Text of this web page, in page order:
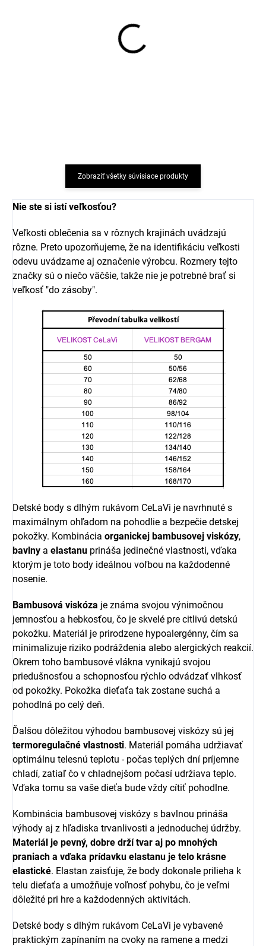
Zobraziť všetky súvisiace produkty
Nie ste si istí veľkosťou?
Veľkosti oblečenia sa v rôznych krajinách uvádzajú
rôzne. Preto upozorňujeme, že na identifikáciu veľkosti
odevu uvádzame aj označenie výrobcu. Rozmery tejto
značky sú o niečo väčšie, takže nie je potrebné brať si
veľkosť "do zásoby".
Detské body s dlhým rukávom CeLaVi je navrhnuté s
maximálnym ohľadom na pohodlie a bezpečie detskej
pokožky. Kombinácia organickej bambusovej viskózy,
bavlny a elastanu prináša jedinečné vlastnosti, vďaka
ktorým je toto body ideálnou voľbou na každodenné
nosenie.
Bambusová viskóza je známa svojou výnimočnou
jemnosťou a hebkosťou, čo je skvelé pre citlivú detskú
pokožku. Materiál je prirodzene hypoalergénny, čím sa
minimalizuje riziko podráždenia alebo alergických reakcií.
Okrem toho bambusové vlákna vynikajú svojou
priedušnosťou a schopnosťou rýchlo odvádzať vlhkosť
od pokožky. Pokožka dieťaťa tak zostane suchá a
pohodlná po celý deň.
Ďalšou dôležitou výhodou bambusovej viskózy sú jej
termoregulačné vlastnosti. Materiál pomáha udržiavať
optimálnu telesnú teplotu - počas teplých dní príjemne
chladí, zatiaľ čo v chladnejšom počasí udržiava teplo.
Vďaka tomu sa vaše dieťa bude vždy cítiť pohodlne.
Kombinácia bambusovej viskózy s bavlnou prináša
výhody aj z hľadiska trvanlivosti a jednoduchej údržby.
Materiál je pevný, dobre drží tvar aj po mnohých
praniach a vďaka prídavku elastanu je telo krásne
elastické. Elastan zaisťuje, že body dokonale prilieha k
telu dieťaťa a umožňuje voľnosť pohybu, čo je veľmi
dôležité pri hre a každodenných aktivitách.
Detské body s dlhým rukávom CeLaVi je vybavené
praktickým zapínaním na cvoky na ramene a medzi